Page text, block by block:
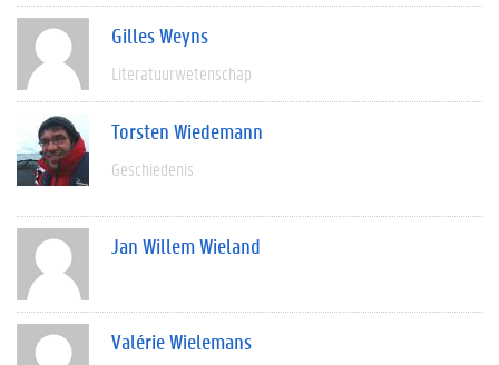
Gilles Weyns
Literatuurwetenschap
Torsten Wiedemann
Geschiedenis
Jan Willem Wieland
Valérie Wielemans